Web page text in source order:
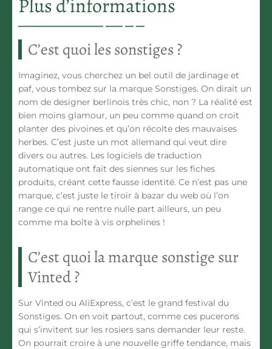
C’est quoi les sonstiges ?
Imaginez, vous cherchez un bel outil de jardinage et
paf, vous tombez sur la marque Sonstiges. On dirait un
nom de designer berlinois très chic, non ? La réalité est
bien moins glamour, un peu comme quand on croit
planter des pivoines et qu’on récolte des mauvaises
herbes. C’est juste un mot allemand qui veut dire
divers ou autres. Les logiciels de traduction
automatique ont fait des siennes sur les fiches
produits, créant cette fausse identité. Ce n’est pas une
marque, c’est juste le tiroir à bazar du web où l’on
range ce qui ne rentre nulle part ailleurs, un peu
comme ma boîte à vis orphelines !
C’est quoi la marque sonstige sur
Vinted ?
Sur Vinted ou AliExpress, c’est le grand festival du
Sonstiges. On en voit partout, comme ces pucerons
qui s’invitent sur les rosiers sans demander leur reste.
On pourrait croire à une nouvelle griffe tendance, mais